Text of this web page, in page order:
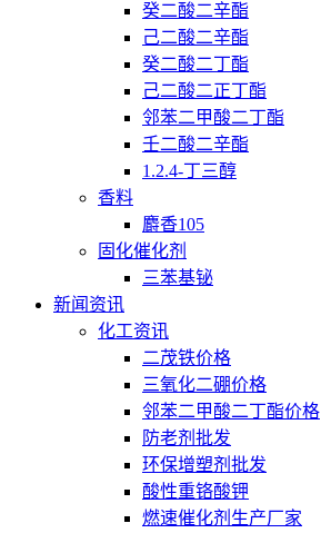
癸二酸二辛酯
己二酸二辛酯
癸二酸二丁酯
己二酸二正丁酯
邻苯二甲酸二丁酯
壬二酸二辛酯
1.2.4-丁三醇
香料
麝香105
固化催化剂
三苯基铋
新闻资讯
化工资讯
二茂铁价格
三氧化二硼价格
邻苯二甲酸二丁酯价格
防老剂批发
环保增塑剂批发
酸性重铬酸钾
燃速催化剂生产厂家